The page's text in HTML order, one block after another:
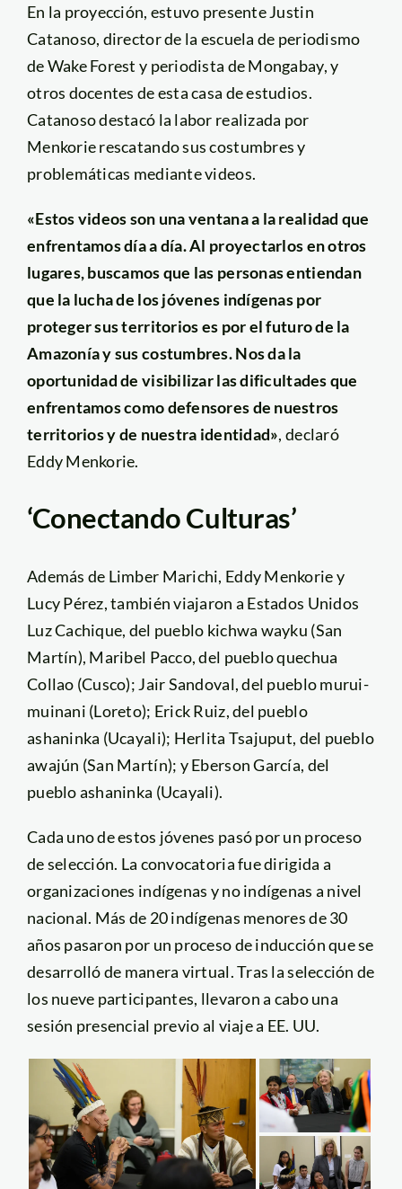
En la proyección, estuvo presente Justin
Catanoso, director de la escuela de periodismo
de Wake Forest y periodista de Mongabay, y
otros docentes de esta casa de estudios.
Catanoso destacó la labor realizada por
Menkorie rescatando sus costumbres y
problemáticas mediante videos.
«Estos videos son una ventana a la realidad que
enfrentamos día a día. Al proyectarlos en otros
lugares, buscamos que las personas entiendan
que la lucha de los jóvenes indígenas por
proteger sus territorios es por el futuro de la
Amazonía y sus costumbres. Nos da la
oportunidad de visibilizar las dificultades que
enfrentamos como defensores de nuestros
territorios y de nuestra identidad», declaró
Eddy Menkorie.
‘Conectando Culturas’
Además de Limber Marichi, Eddy Menkorie y
Lucy Pérez, también viajaron a Estados Unidos
Luz Cachique, del pueblo kichwa wayku (San
Martín), Maribel Pacco, del pueblo quechua
Collao (Cusco); Jair Sandoval, del pueblo murui-
muinani (Loreto); Erick Ruiz, del pueblo
ashaninka (Ucayali); Herlita Tsajuput, del pueblo
awajún (San Martín); y Eberson García, del
pueblo ashaninka (Ucayali).
Cada uno de estos jóvenes pasó por un proceso
de selección. La convocatoria fue dirigida a
organizaciones indígenas y no indígenas a nivel
nacional. Más de 20 indígenas menores de 30
años pasaron por un proceso de inducción que se
desarrolló de manera virtual. Tras la selección de
los nueve participantes, llevaron a cabo una
sesión presencial previo al viaje a EE. UU.